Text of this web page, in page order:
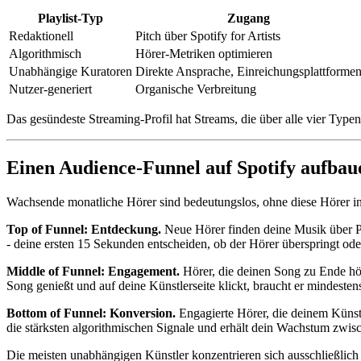
Playlist-Typ
Zugang
Redaktionell
Pitch über Spotify for Artists
Algorithmisch
Hörer-Metriken optimieren
Unabhängige Kuratoren Direkte Ansprache, Einreichungsplattformen
Nutzer-generiert
Organische Verbreitung
Das gesündeste Streaming-Profil hat Streams, die über alle vier
Einen Audience-Funnel auf Spotify
Wachsende monatliche Hörer sind bedeutungslos, ohne diese
Top of Funnel: Entdeckung. Neue Hörer finden deine Musik über
- deine ersten 15 Sekunden entscheiden, ob der Hörer überspringt
Middle of Funnel: Engagement. Hörer, die deinen Song zu Ende
Song genießt und auf deine Künstlerseite klickt, braucht er
Bottom of Funnel: Konversion. Engagierte Hörer, die deinem
die stärksten algorithmischen Signale und erhält dein Wachstum
Die meisten unabhängigen Künstler konzentrieren sich